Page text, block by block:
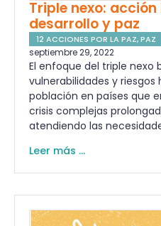
Triple nexo:
desarrollo y paz
12 ACCIONES POR LA PAZ,PAZ
septiembre 29, 2022
El enfoque del triple nexo
vulnerabilidades y
población en países que
crisis complejas
atendiendo las
Leer más ...